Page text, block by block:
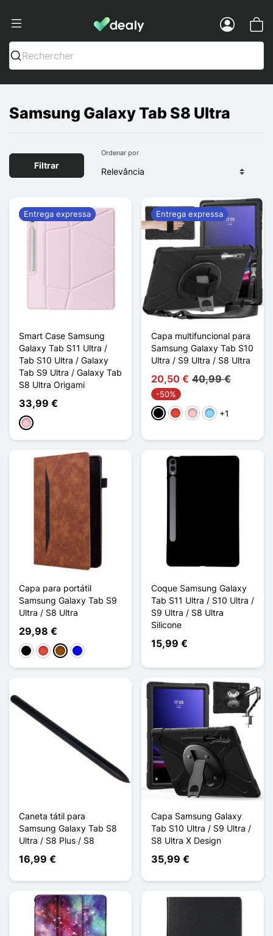
Dealy - Capas e acessórios para
Rechercher
Samsung Galaxy Tab S8 Ultra
Filtrar
Ordenar por
Smart Case Samsung
Galaxy Tab S11 Ultra /
Tab S10 Ultra / Galaxy
Tab S9 Ultra / Galaxy Tab
S8 Ultra Origami
33,99 €
Rosa
Entrega expressa
Capa multifuncional para
Samsung Galaxy Tab S10
Ultra / S9 Ultra / S8 Ultra
20,50 € 40,99 €
-50%
PretoVermelho
RosaAzul Claro
+1
Entrega expressa
Capa para portátil
Samsung Galaxy Tab S9
Ultra / S8 Ultra
29,98 €
PretoVermelho
Castanho
Azul
Coque Samsung Galaxy
Tab S11 Ultra / S10 Ultra /
S9 Ultra / S8 Ultra
Silicone
15,99 €
Caneta tátil para
Samsung Galaxy Tab S8
Ultra / S8 Plus / S8
16,99 €
Capa Samsung Galaxy
Tab S10 Ultra / S9 Ultra /
S8 Ultra X Design
35,99 €